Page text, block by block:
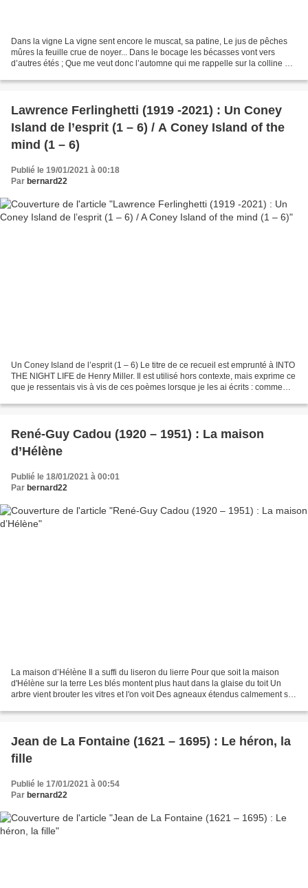
Dans la vigne La vigne sent encore le muscat, sa patine, Le jus de pêches
mûres la feuille crue de noyer... Dans le bocage les bécasses vont vers
d’autres étés ; Que me veut donc l’automne qui me rappelle sur la colline ?
Lawrence Ferlinghetti (1919 -2021) : Un Coney
Island de l’esprit (1 – 6) / A Coney Island of the
mind (1 – 6)
Publié le 19/01/2021 à 00:18
Par bernard22
Un Coney Island de l’esprit (1 – 6) Le titre de ce recueil est emprunté à INTO
THE NIGHT LIFE de Henry Miller. Il est utilisé hors contexte, mais exprime ce
que je ressentais vis à vis de ces poèmes lorsque je les ai écrits : comme
René-Guy Cadou (1920 – 1951) : La maison
d’Hélène
Publié le 18/01/2021 à 00:01
Par bernard22
La maison d’Hélène Il a suffi du liseron du lierre Pour que soit la maison
d'Hélène sur la terre Les blés montent plus haut dans la glaise du toit Un
arbre vient brouter les vitres et l'on voit Des agneaux étendus calmement sur
Jean de La Fontaine (1621 – 1695) : Le héron, la
fille
Publié le 17/01/2021 à 00:54
Par bernard22